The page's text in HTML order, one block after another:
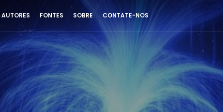
AUTORES FONTES SOBRE CONTATE-NOS